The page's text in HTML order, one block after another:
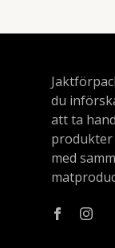
du
att ta
med